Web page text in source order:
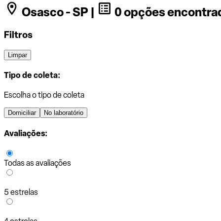
Osasco - SP | 0 opções
Filtros
Limpar
Tipo de coleta:
Escolha o tipo de coleta
Domiciliar No laboratório
Avaliações:
Todas as avaliações
5 estrelas